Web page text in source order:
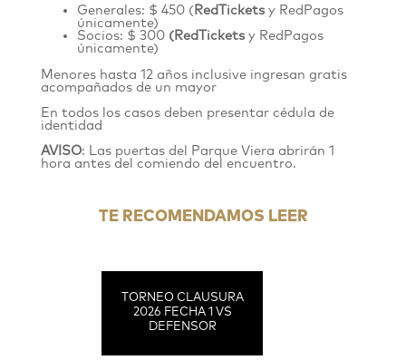
Generales: $ 450 (RedTickets y RedPagos
únicamente)
Socios: $ 300 (RedTicketsy RedPagos
únicamente)
Menores hasta 12 años inclusive ingresan gratis
acompañados de un mayor
En todos los casos deben presentar cédula de
identidad
AVISO: Las puertas del Parque Viera abrirán 1
hora antes del comiendo del encuentro.
TE RECOMENDAMOS LEER
TORNEO CLAUSURA
2026 FECHA 1 VS
DEFENSOR